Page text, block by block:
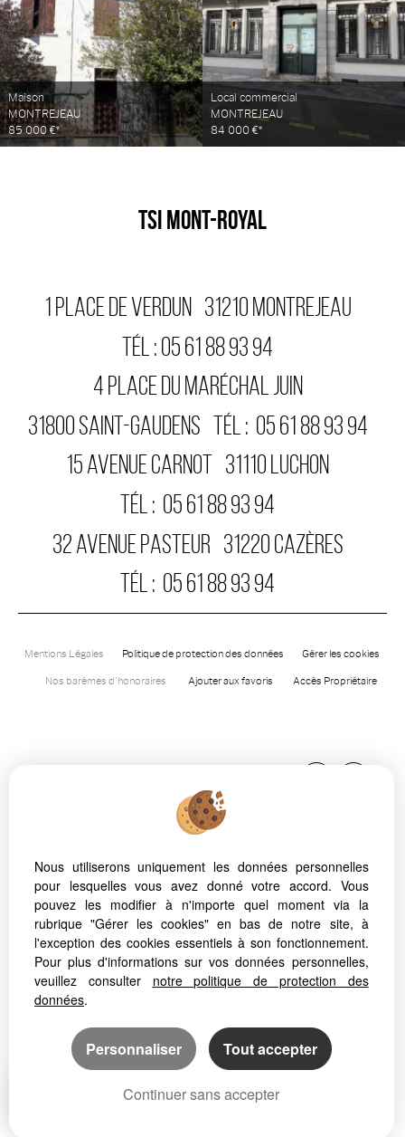
Maison
MONTREJEAU
85 000 €*
Local commercial
MONTREJEAU
84 000 €*
TSI MONT-ROYAL
1 PLACE DE VERDUN 31210 MONTREJEAU
TÉL :05 61 88 93 94
4 PLACE DU MARÉCHAL JUIN
31800SAINT-GAUDENS TÉL : 05 61 88 93 94
15 AVENUE CARNOT 31110 LUCHON
TÉL : 05 61 88 93 94
32 AVENUE PASTEUR 31220CAZÈRES
TÉL : 05 61 88 93 94
Mentions Légales Politique de protection des données Gérer les cookies
Nos barèmes d'honoraires Ajouter aux favoris Accès Propriétaire
Afin de vous offrir un confort de lecture permanent, depuis
votre PC, votre tablette ou votre smartphone, notre site
s’adapte automatiquement aux différents types d'écrans
Site internet immobilier
Référencement immobilier
Nous utiliserons uniquement les données personnelles
pour lesquelles vous avez donné votre accord. Vous
pouvez les modifier à n'importe quel moment via la
rubrique "Gérer les cookies" en bas de notre site, à
l'exception des cookies essentiels à son fonctionnement.
Pour plus d'informations sur vos données personnelles,
veuillez consulter notre politique de protection des
données.
Personnaliser Tout accepter
Continuer sans accepter